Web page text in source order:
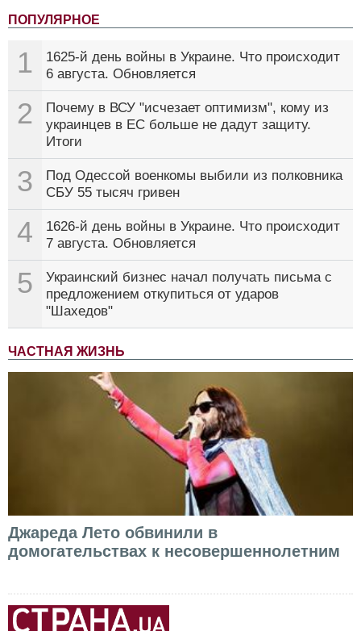
ПОПУЛЯРНОЕ
1
1625-й день войны в Украине. Что происходит
6 августа. Обновляется
2
Почему в ВСУ "исчезает оптимизм", кому из
украинцев в ЕС больше не дадут защиту.
Итоги
3
Под Одессой военкомы выбили из полковника
СБУ 55 тысяч гривен
4
1626-й день войны в Украине. Что происходит
7 августа. Обновляется
5
Украинский бизнес начал получать письма с
предложением откупиться от ударов
"Шахедов"
ЧАСТНАЯ ЖИЗНЬ
Джареда Лето обвинили в
домогательствах к несовершеннолетним